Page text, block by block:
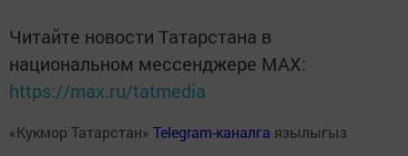
Читайте новости Татарстана в
национальном мессенджере MАХ:
https://max.ru/tatmedia
«Кукмор Татарстан» Telegram-каналга язылыгыз